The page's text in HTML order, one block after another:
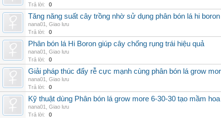
Trả lời:
0
Tăng năng suất cây trồng nhờ sử dụng phân bón lá hi
nana01
Giao lưu
Trả lời:
0
Phân bón lá Hi Boron giúp cây chống rụng trái hiệu quả
nana01
Giao lưu
Trả lời:
0
Giải pháp thúc đẩy rễ cực mạnh cùng phân bón lá grow
nana01
Giao lưu
Trả lời:
0
Kỹ thuật dùng Phân bón lá grow more 6-30-30 tạo mầm hoa
nana01
Giao lưu
Trả lời:
0